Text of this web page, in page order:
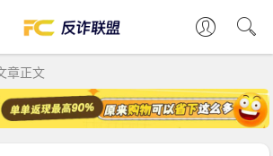
章正文